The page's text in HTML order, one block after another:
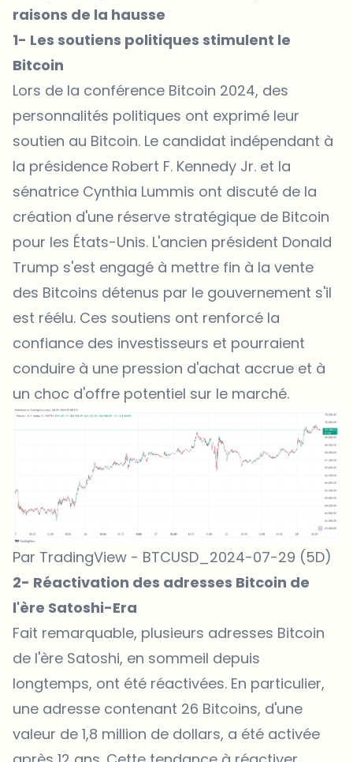
raisons de la hausse
1- Les soutiens politiques stimulent le
Bitcoin
Lors de la conférence Bitcoin 2024, des
personnalités politiques ont exprimé leur
soutien au Bitcoin. Le candidat indépendant à
la présidence Robert F. Kennedy Jr. et la
sénatrice Cynthia Lummis ont discuté de la
création d'une réserve stratégique de Bitcoin
pour les États-Unis. L'ancien président Donald
Trump s'est engagé à mettre fin à la vente
des Bitcoins détenus par le gouvernement s'il
est réélu. Ces soutiens ont renforcé la
confiance des investisseurs et pourraient
conduire à une pression d'achat accrue et à
un choc d'offre potentiel sur le marché.
Par TradingView - BTCUSD_2024-07-29 (5D)
2- Réactivation des adresses Bitcoin de
l'ère Satoshi-Era
Fait remarquable, plusieurs adresses Bitcoin
de l'ère Satoshi, en sommeil depuis
longtemps, ont été réactivées. En particulier,
une adresse contenant 26 Bitcoins, d'une
valeur de 1,8 million de dollars, a été activée